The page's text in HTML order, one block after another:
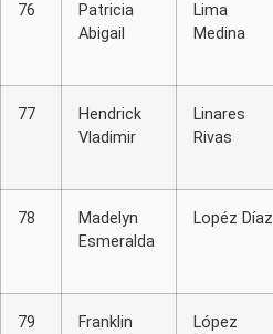
76
Patricia
Abigail
Lima
Medina
77
Hendrick
Vladimir
Linares
Rivas
78
Madelyn
Esmeralda
Lopéz Díaz
79
Franklin
López